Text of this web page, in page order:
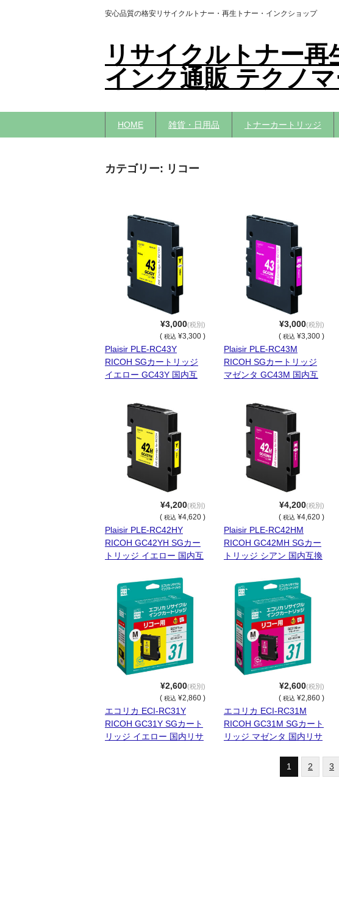
安心品質の格安リサイクルトナー・再生トナー・インクショップ
リサイクルトナー再
インク通販 テクノマ
HOME 雑貨・日用品 トナーカートリッジ
カテゴリー: リコー
¥3,000(税別)
( 税込 ¥3,300 )
Plaisir PLE-RC43Y
RICOH SGカートリッジ
イエロー GC43Y 国内互
¥3,000(税別)
( 税込 ¥3,300 )
Plaisir PLE-RC43M
RICOH SGカートリッジ
マゼンタ GC43M 国内互
¥4,200(税別)
( 税込 ¥4,620 )
Plaisir PLE-RC42HY
RICOH GC42YH SGカー
トリッジ イエロー 国内互
¥4,200(税別)
( 税込 ¥4,620 )
Plaisir PLE-RC42HM
RICOH GC42MH SGカー
トリッジ シアン 国内互換
¥2,600(税別)
( 税込 ¥2,860 )
エコリカ ECI-RC31Y
RICOH GC31Y SGカート
リッジ イエロー 国内リサ
¥2,600(税別)
( 税込 ¥2,860 )
エコリカ ECI-RC31M
RICOH GC31M SGカート
リッジ マゼンタ 国内リサ
1
2 3